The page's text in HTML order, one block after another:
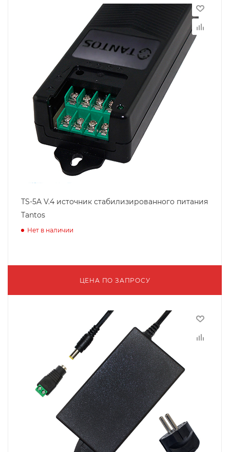
TS-5A V.4 источник стабилизированного питания
Tantos
Нет в наличии
ЦЕНА ПО ЗАПРОСУ